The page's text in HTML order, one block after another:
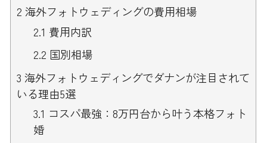
2 海外フォトウェディングの費用相場
2.1 費用内訳
2.2 国別相場
3 海外フォトウェディングでダナンが注目されて
いる理由5選
3.1 コスパ最強：8万円台から叶う本格フォト
婚